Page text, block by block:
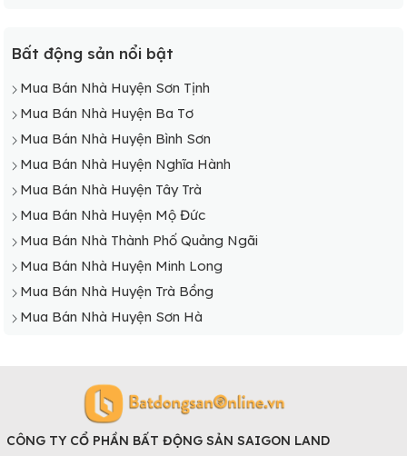
Bất động sản nổi bật
Mua Bán Nhà Huyện Sơn Tịnh
Mua Bán Nhà Huyện Ba Tơ
Mua Bán Nhà Huyện Bình Sơn
Mua Bán Nhà Huyện Nghĩa Hành
Mua Bán Nhà Huyện Tây Trà
Mua Bán Nhà Huyện Mộ Đức
Mua Bán Nhà Thành Phố Quảng Ngãi
Mua Bán Nhà Huyện Minh Long
Mua Bán Nhà Huyện Trà Bồng
Mua Bán Nhà Huyện Sơn Hà
CÔNG TY CỔ PHẦN BẤT ĐỘNG SẢN SAIGON LAND